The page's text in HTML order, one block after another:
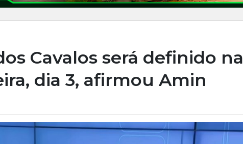
Cavalos será definido na
dia 3, afirmou Amin